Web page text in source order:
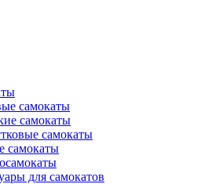
самокаты
самокаты
самокаты
самокаты
для самокатов